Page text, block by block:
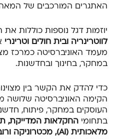
האתגרים המורכבים של המאה
יוזמות דגל נוספות כוללות
לווטרינריה ובית חולים וטרינרי
מעמד האוניברסיטה כמרכז
במחקר, בחינוך ובחדשנות.
כדי להדק את הקשר בין
הקימה האוניברסיטה שלושה
העוסקים במחקר, פיתוח,
בתחומי החקלאות המדייקת,
מלאכותית ( AI), מכטרוניקה